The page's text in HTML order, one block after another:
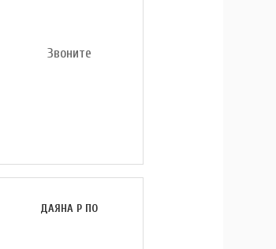
Звоните
ДАЯНА Р ПО